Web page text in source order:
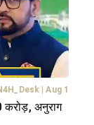
| Aug 1
करोड़, अनुराग